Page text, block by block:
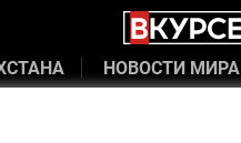
НОВОСТИ МИРА